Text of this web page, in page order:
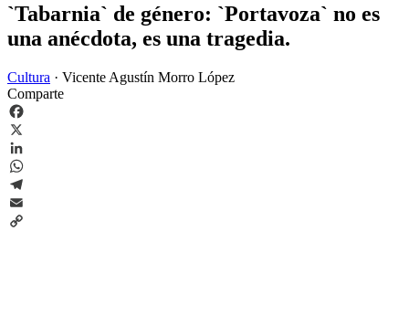
`Tabarnia` de género: `Portavoza` no es
una anécdota, es una tragedia.
Cultura · Vicente Agustín Morro López
Comparte
Facebook
X
LinkedIn
WhatsApp
Telegram
Email